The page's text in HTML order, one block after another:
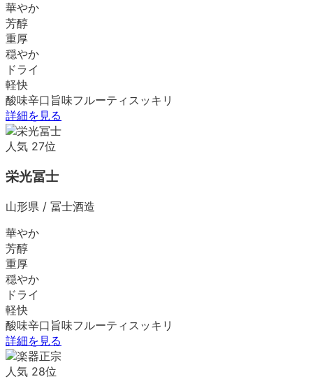
華やか
芳醇
重厚
穏やか
ドライ
軽快
酸味辛口 旨味フルーティ スッキリ
詳細を見る
人気 27位
栄光冨士
山形県 / 冨士酒造
華やか
芳醇
重厚
穏やか
ドライ
軽快
酸味辛口 旨味フルーティ スッキリ
詳細を見る
人気 28位